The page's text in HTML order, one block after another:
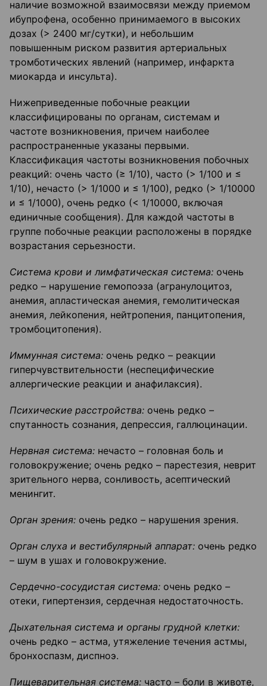
наличие возможной взаимосвязи между приемом
ибупрофена, особенно принимаемого в высоких
дозах (> 2400 мг/сутки), и небольшим
повышенным риском развития артериальных
тромботических явлений (например, инфаркта
миокарда и инсульта).
Нижеприведенные побочные реакции
классифицированы по органам, системам и
частоте возникновения, причем наиболее
распространенные указаны первыми.
Классификация частоты возникновения побочных
реакций: очень часто (≥ 1/10), часто (> 1/100 и ≤
1/10), нечасто (> 1/1000 и ≤ 1/100), редко (> 1/10000
и ≤ 1/1000), очень редко (< 1/10000, включая
единичные сообщения). Для каждой частоты в
группе побочные реакции расположены в порядке
возрастания серьезности.
Система крови и лимфатическая система: очень
редко – нарушение гемопоэза (агранулоцитоз,
анемия, апластическая анемия, гемолитическая
анемия, лейкопения, нейтропения, панцитопения,
тромбоцитопения).
Иммунная система: очень редко – реакции
гиперчувствительности (неспецифические
аллергические реакции и анафилаксия).
Психические расстройства: очень редко –
спутанность сознания, депрессия, галлюцинации.
Нервная система: нечасто – головная боль и
головокружение; очень редко – парестезия, неврит
зрительного нерва, сонливость, асептический
менингит.
Орган зрения: очень редко – нарушения зрения.
Орган слуха и вестибулярный аппарат: очень редко
– шум в ушах и головокружение.
Сердечно-сосудистая система: очень редко –
отеки, гипертензия, сердечная недостаточность.
Дыхательная система и органы грудной клетки:
очень редко – астма, утяжеление течения астмы,
бронхоспазм, диспноэ.
Пищеварительная система: часто – боли в животе,